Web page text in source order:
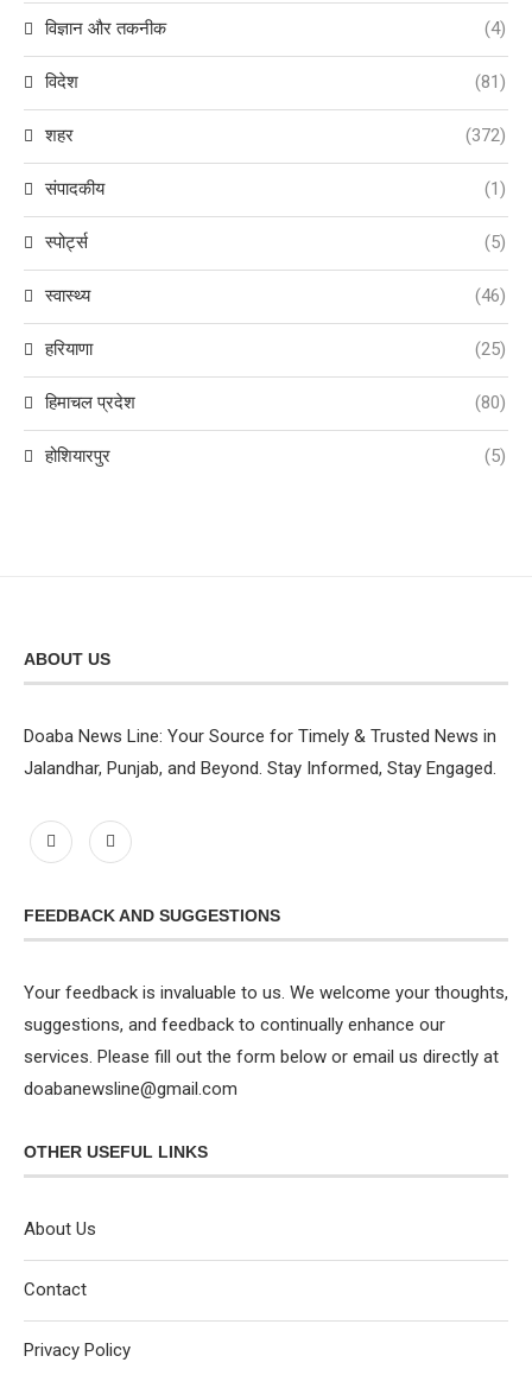
विज्ञान और तकनीक (4)
विदेश (81)
शहर (372)
संपादकीय (1)
स्पोर्ट्स (5)
स्वास्थ्य (46)
हरियाणा (25)
हिमाचल प्रदेश (80)
होशियारपुर (5)
ABOUT US
Doaba News Line: Your Source for Timely & Trusted News in
Jalandhar, Punjab, and Beyond. Stay Informed, Stay Engaged.
FEEDBACK AND SUGGESTIONS
Your feedback is invaluable to us. We welcome your thoughts,
suggestions, and feedback to continually enhance our
services. Please fill out the form below or email us directly at
doabanewsline@gmail.com
OTHER USEFUL LINKS
About Us
Contact
Privacy Policy